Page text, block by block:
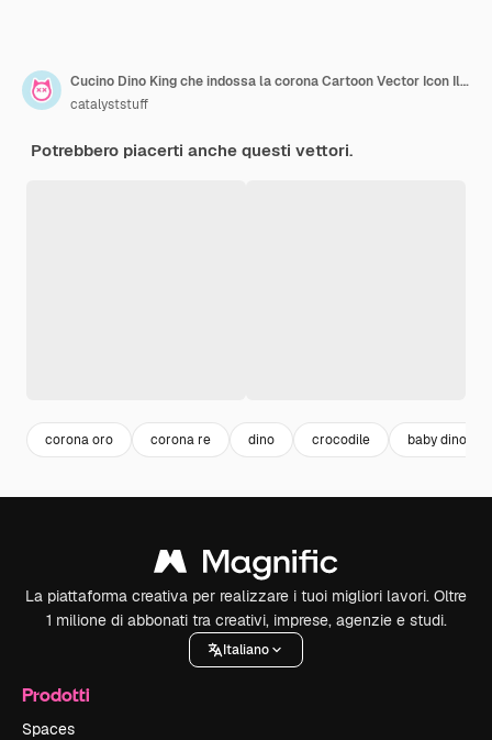
Cucino Dino King che indossa la corona Cartoon Vector Icon Illustrazione Animal Holiday Icon Isolato piatto
catalyststuff
Potrebbero piacerti anche questi vettori.
corona oro corona re dino crocodile baby dino
La piattaforma creativa per realizzare i tuoi migliori lavori. Oltre
1 milione di abbonati tra creativi, imprese, agenzie e studi.
Italiano
Prodotti
Spaces